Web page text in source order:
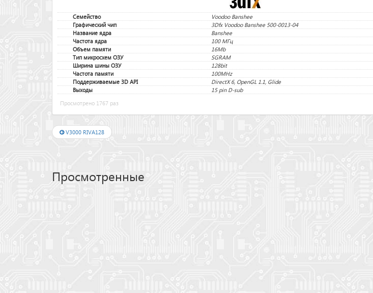
Семейство
Voodoo Banshee
Графический чип
3Dfx Voodoo Banshee 500-0013-04
Название ядра
Banshee
Частота ядра
100 МГц
Объем памяти
16Mb
Тип микросхем ОЗУ
SGRAM
Ширина шины ОЗУ
128bit
Частота памяти
100MHz
Поддерживаемые 3D API
DirectX 6, OpenGL 1.1, Glide
Выходы
15 pin D-sub
Просмотрено 1767 раз
V3000 RIVA128
Просмотренные